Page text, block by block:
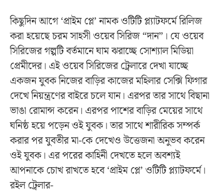
কিছুদিন আগে ‘প্রাইম প্লে’ নামক ওটিটি প্ল্যাটফর্মে রিলিজ
করা হয়েছে চরম সাহসী ওয়েব সিরিজ “দান”। যে ওয়েব
সিরিজের গল্পটি বর্তমানে ঘাম ঝরাচ্ছে সোশ্যাল মিডিয়া
প্রেমীদের। এই ওয়েব সিরিজের ট্রেলারে দেখা যাচ্ছে
একজন যুবক নিজের বাড়ির কাজের মহিলার সেক্সি ফিগার
দেখে নিয়ন্ত্রণের বাইরে চলে যান। এরপর তার সাথে বিছানা
ভাঙা রোমান্স করেন। এরপর পাশের বাড়ির মেয়ের সাথে
ঘনিষ্ঠ হয়ে পড়েন ওই যুবক। তার সাথে শারীরিক সম্পর্ক
করার পর যুবতীর মা-কে দেখেও উত্তেজনা অনুভব করেন
ওই যুবক। এর পরের কাহিনী দেখতে হলে অবশ্যই
আপনাকে চোখ রাখতে হবে ‘প্রাইম প্লে’ ওটিটি প্ল্যাটফর্মে।
রইল ট্রেলার-